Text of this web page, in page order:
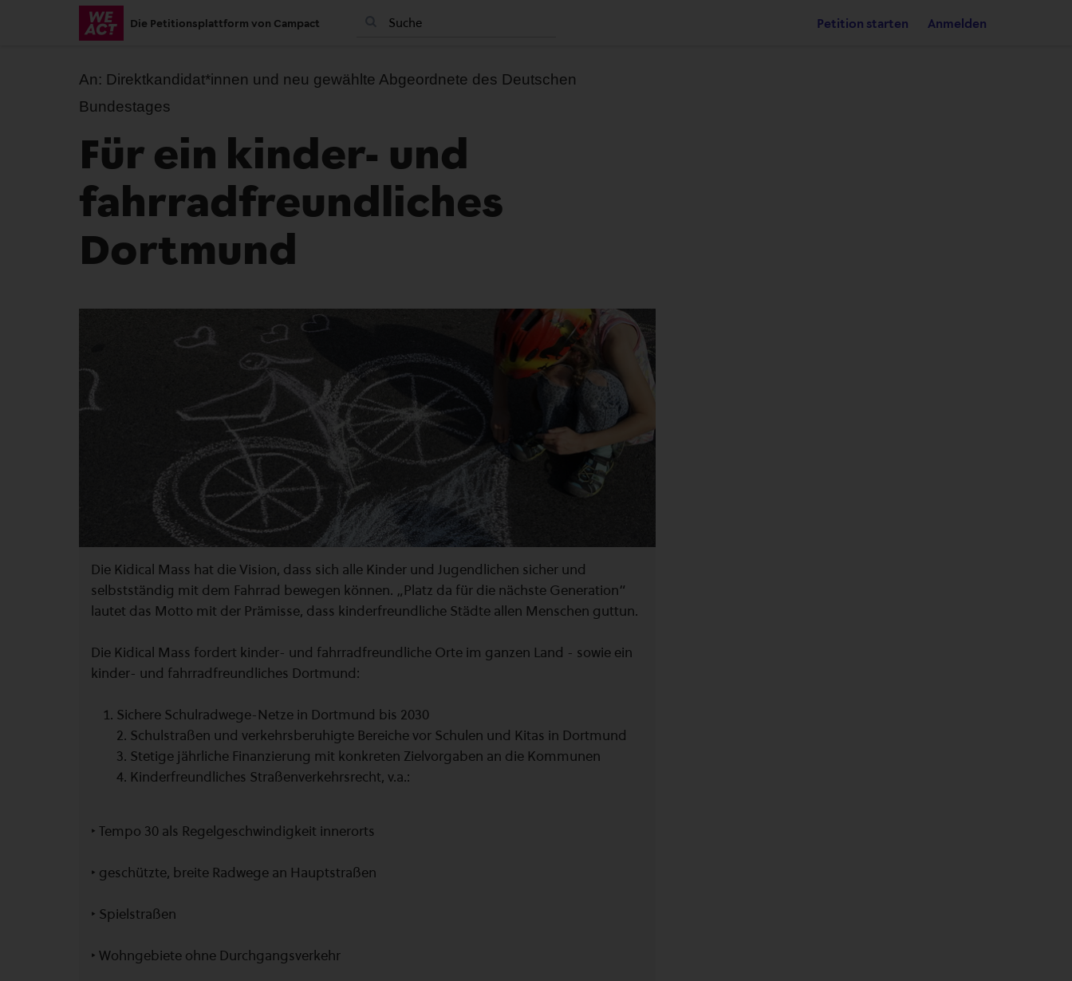
Die Petitionsplattform von Campact Petition starten Anmelden
An: Direktkandidat*innen und neu gewählte Abgeordnete des Deutschen
Bundestages
Für ein kinder- und
fahrradfreundliches
Dortmund
Die Kidical Mass hat die Vision, dass sich alle Kinder und Jugendlichen sicher und
selbstständig mit dem Fahrrad bewegen können. „Platz da für die nächste Generation“
lautet das Motto mit der Prämisse, dass kinderfreundliche Städte allen Menschen guttun.
Die Kidical Mass fordert kinder- und fahrradfreundliche Orte im ganzen Land - sowie ein
kinder- und fahrradfreundliches Dortmund:
Sichere Schulradwege-Netze in Dortmund bis 2030
2. Schulstraßen und verkehrsberuhigte Bereiche vor Schulen und Kitas in Dortmund
3. Stetige jährliche Finanzierung mit konkreten Zielvorgaben an die Kommunen
4. Kinderfreundliches Straßenverkehrsrecht, v.a.:
‣ Tempo 30 als Regelgeschwindigkeit innerorts
‣ geschützte, breite Radwege an Hauptstraßen
‣ Spielstraßen
‣ Wohngebiete ohne Durchgangsverkehr